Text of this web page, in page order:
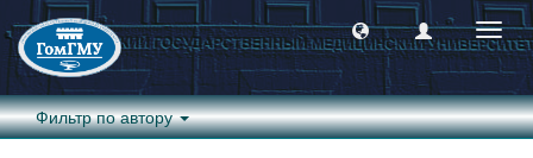
Фильтр по автору